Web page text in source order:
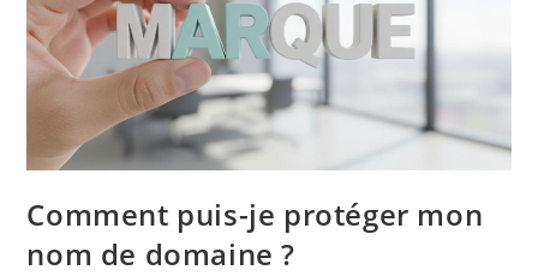
Comment puis-je protéger mon
nom de domaine ?